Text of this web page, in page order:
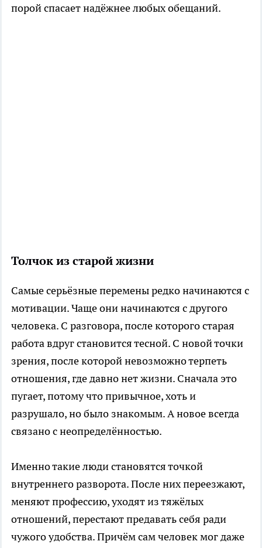
порой спасает надёжнее любых обещаний.
Толчок из старой жизни
Самые серьёзные перемены редко начинаются с
мотивации. Чаще они начинаются с другого
человека. С разговора, после которого старая
работа вдруг становится тесной. С новой точки
зрения, после которой невозможно терпеть
отношения, где давно нет жизни. Сначала это
пугает, потому что привычное, хоть и
разрушало, но было знакомым. А новое всегда
связано с неопределённостью.
Именно такие люди становятся точкой
внутреннего разворота. После них переезжают,
меняют профессию, уходят из тяжёлых
отношений, перестают предавать себя ради
чужого удобства. Причём сам человек мог даже